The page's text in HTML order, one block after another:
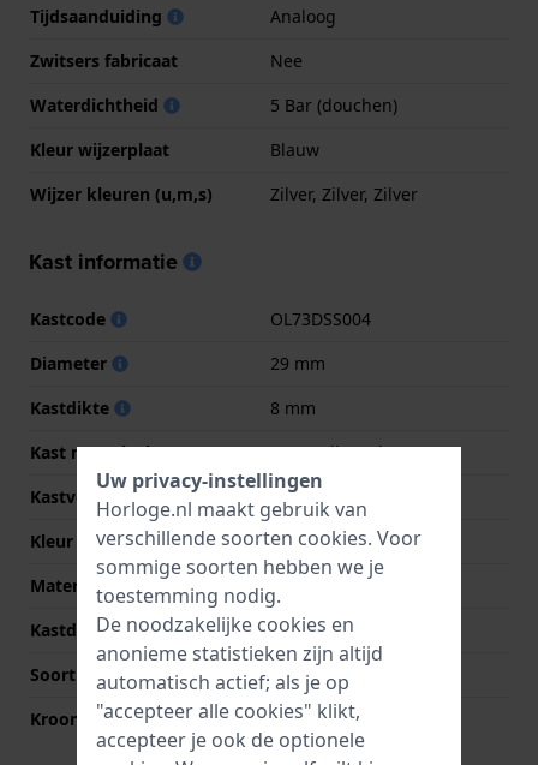
Tijdsaanduiding
Analoog
Zwitsers fabricaat
Nee
Waterdichtheid
5 Bar (douchen)
Kleur wijzerplaat
Blauw
Wijzer kleuren (u,m,s)
Zilver, Zilver, Zilver
Kast informatie
Kastcode
OL73DSS004
Diameter
29 mm
Kastdikte
8 mm
Kast materiaal
Roestvrij staal
Kastvorm
Rond
Kleur kast
Zilver
Materiaal kastdeksel
Roestvrij staal
Kastdeksel
Klikkast
Soort glas
Saffier
Kroon
Trek kroon
Uw privacy-instellingen
Horloge.nl maakt gebruik van
verschillende soorten cookies. Voor
sommige soorten hebben we je
toestemming nodig.
De noodzakelijke cookies en
anonieme statistieken zijn altijd
automatisch actief; als je op
"accepteer alle cookies" klikt,
accepteer je ook de optionele